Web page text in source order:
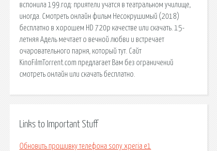
вспонила 199.год: приятели учатся в театральном училище,
иногда. Смотреть онлайн фильм Несокрушимый (2018)
бесплатно в хорошем HD 720p качестве или скачать. 15-
летняя Адель мечтает о вечной любви и встречает
очаровательного парня, который тут. Сайт
KinoFilmTorrent.com предлагает Вам без ограничений
смотреть онлайн или скачать бесплатно.
Links to Important Stuff
Обновить прошивку телефона sony xperia e1